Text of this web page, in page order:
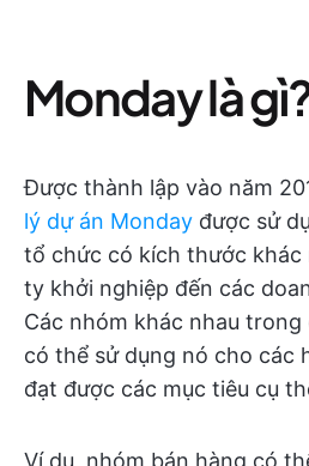
Monday là
Được thành lập vào năm
lý dự án Monday được sử
tổ chức có kích thước khác
ty khởi nghiệp đến các
Các nhóm khác nhau
có thể sử dụng nó cho các
đạt được các mục tiêu cụ
Ví dụ, nhóm bán hàng có